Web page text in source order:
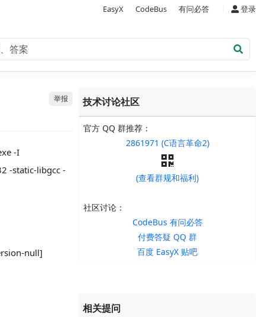
EasyX CodeBus 有问必答 登录
举报
-I
-static-libgcc -
null]
技术讨论社区
官方 QQ 群推荐：
2861971 (C语言革命2)
(查看群规和福利)
社区讨论：
CodeBus 有问必答
付费答疑 QQ 群
百度 EasyX 贴吧
相关提问